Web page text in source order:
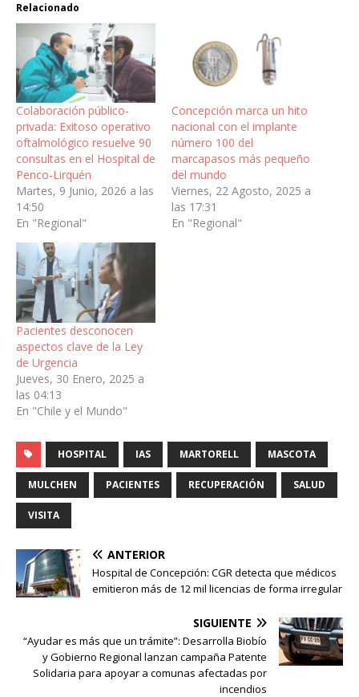
Relacionado
Colaboración público-
privada: Exitoso operativo
oftalmológico resuelve 90
consultas en el Hospital de
Penco-Lirquén
Martes, 9 Junio, 2026 a las
14:50
En "Regional"
Concepción marca un hito
nacional con el implante
número 100 del
marcapasos más pequeño
del mundo
Viernes, 22 Agosto, 2025 a
las 17:31
En "Regional"
Pacientes desconocen
aspectos clave de la Ley
de Urgencia
Jueves, 30 Enero, 2025 a
las 04:13
En "Chile y el Mundo"
HOSPITAL IAS MARTORELL MASCOTA
MULCHEN PACIENTES RECUPERACIÓN SALUD
VISITA
ANTERIOR
Hospital de Concepción: CGR detecta que médicos
emitieron más de 12 mil licencias de forma irregular
SIGUIENTE
“Ayudar es más que un trámite”: Desarrolla Biobío
y Gobierno Regional lanzan campaña Patente
Solidaria para apoyar a comunas afectadas por
incendios